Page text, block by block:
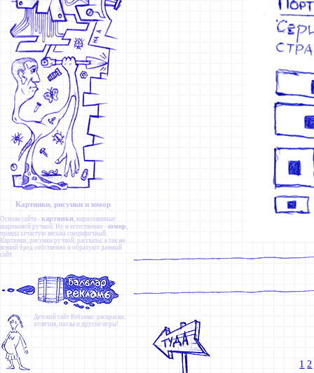
Картинки, рисунки и юмор
Основа сайта - картинки , нарисованные
шариковой ручкой. Ну и естественно - юмор ,
правда зачастую весьма специфичный.
Картинки, рисунки ручкой, рассказы, а так же
всякий бред собственно и образуют данный
сайт.
Детский сайт Ребзики: раскраски,
отличия, пазлы и другие игры!
1 2